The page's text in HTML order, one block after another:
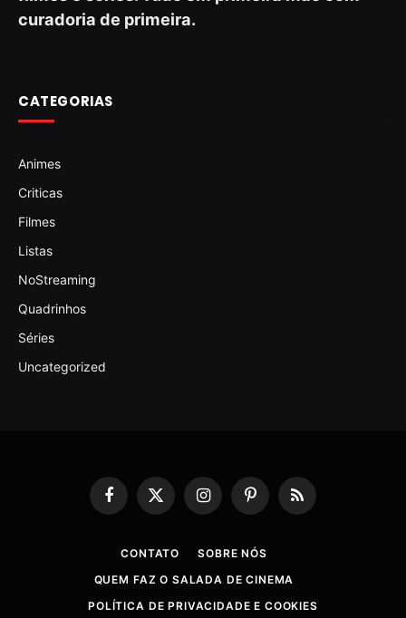
curadoria de primeira.
CATEGORIAS
Animes
Criticas
Filmes
Listas
NoStreaming
Quadrinhos
Séries
Uncategorized
Facebook
X
InstagramPinterestRSS
CONTATO
SOBRE NÓS
QUEM FAZ O SALADA DE CINEMA
POLÍTICA DE PRIVACIDADE E COOKIES